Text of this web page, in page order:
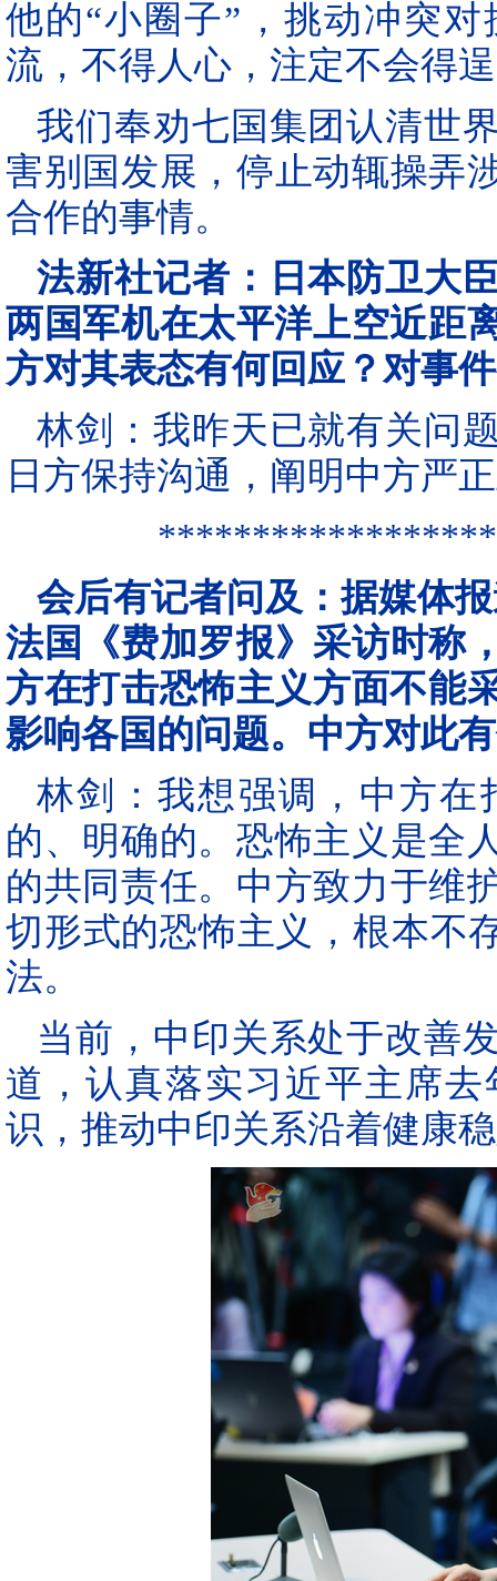
他的“小圈子”，挑动冲突
流，不得人心，注定不会得
我们奉劝七国集团认清世
害别国发展，停止动辄操弄
合作的事情。
法新社记者：日本防卫大
两国军机在太平洋上空近距
方对其表态有何回应？对事
林剑：我昨天已就有关问
日方保持沟通，阐明中方严
会后有记者问及：据媒体
法国《费加罗报》采访时称
方在打击恐怖主义方面不能
影响各国的问题。中方对此
林剑：我想强调，中方在
的、明确的。恐怖主义是全
的共同责任。中方致力于维
切形式的恐怖主义，根本不
法。
当前，中印关系处于改善
道，认真落实习近平主席
识，推动中印关系沿着健康